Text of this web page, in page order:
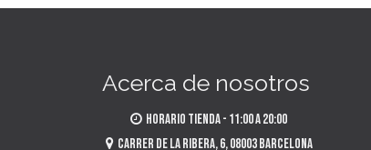
Acerca de nosotros
​Horario tienda - 11:00 a 20:00
​Carrer de la Ribera, 6, 08003 Barcelona